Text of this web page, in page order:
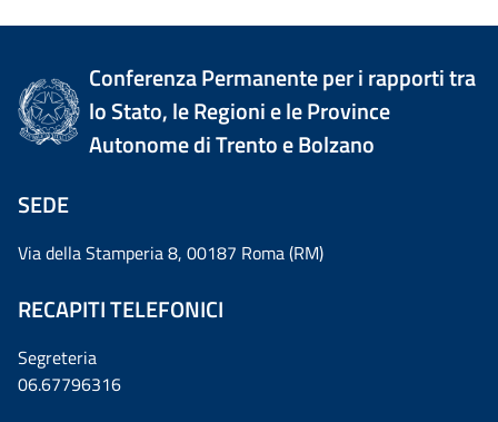
Conferenza Permanente per i rapporti tra
lo Stato, le Regioni e le Province
Autonome di Trento e Bolzano
SEDE
Via della Stamperia 8, 00187 Roma (RM)
RECAPITI TELEFONICI
Segreteria
06.67796316